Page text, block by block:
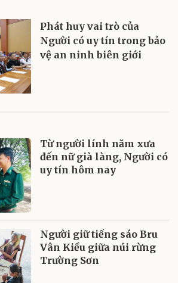
Phát huy vai trò của
Người có uy tín trong bảo
vệ an ninh biên giới
Từ người lính năm xưa
đến nữ già làng, Người có
uy tín hôm nay
Người giữ tiếng sáo Bru
Vân Kiều giữa núi rừng
Trường Sơn